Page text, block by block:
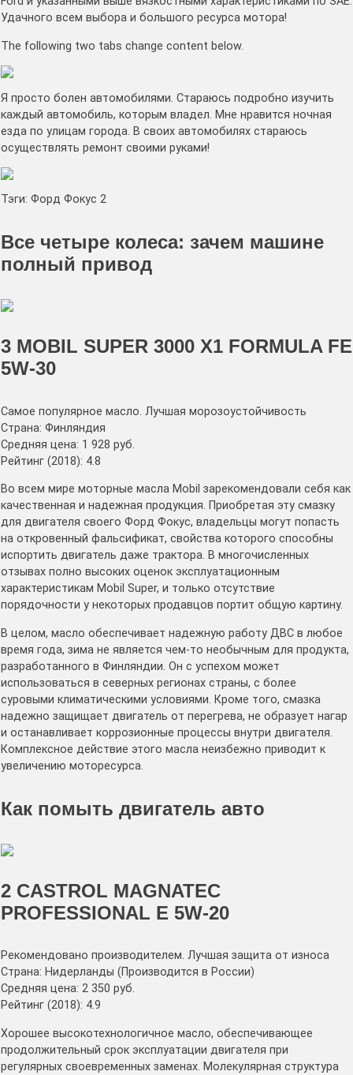
Удачного всем выбора и большого ресурса мотора!
The following two tabs change content below.
Я просто болен автомобилями. Стараюсь подробно изучить
каждый автомобиль, которым владел. Мне нравится ночная
езда по улицам города. В своих автомобилях стараюсь
осуществлять ремонт своими руками!
Тэги: Форд Фокус 2
Все четыре колеса: зачем машине
полный привод
3 MOBIL SUPER 3000 X1 FORMULA FE
5W-30
Самое популярное масло. Лучшая морозоустойчивость
Страна: Финляндия
Средняя цена: 1 928 руб.
Рейтинг (2018): 4.8
Во всем мире моторные масла Mobil зарекомендовали себя как
качественная и надежная продукция. Приобретая эту смазку
для двигателя своего Форд Фокус, владельцы могут попасть
на откровенный фальсификат, свойства которого способны
испортить двигатель даже трактора. В многочисленных
отзывах полно высоких оценок эксплуатационным
характеристикам Mobil Super, и только отсутствие
порядочности у некоторых продавцов портит общую картину.
В целом, масло обеспечивает надежную работу ДВС в любое
время года, зима не является чем-то необычным для продукта,
разработанного в Финляндии. Он с успехом может
использоваться в северных регионах страны, с более
суровыми климатическими условиями. Кроме того, смазка
надежно защищает двигатель от перегрева, не образует нагар
и останавливает коррозионные процессы внутри двигателя.
Комплексное действие этого масла неизбежно приводит к
увеличению моторесурса.
Как помыть двигатель авто
2 CASTROL MAGNATEC
PROFESSIONAL E 5W-20
Рекомендовано производителем. Лучшая защита от износа
Страна: Нидерланды (Производится в России)
Средняя цена: 2 350 руб.
Рейтинг (2018): 4.9
Хорошее высокотехнологичное масло, обеспечивающее
продолжительный срок эксплуатации двигателя при
регулярных своевременных заменах. Молекулярная структура